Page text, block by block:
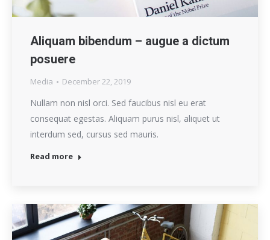
Aliquam bibendum – augue a dictum
posuere
Media December 22, 2019
Nullam non nisl orci. Sed faucibus nisl eu erat
consequat egestas. Aliquam purus nisl, aliquet ut
interdum sed, cursus sed mauris.
Read more